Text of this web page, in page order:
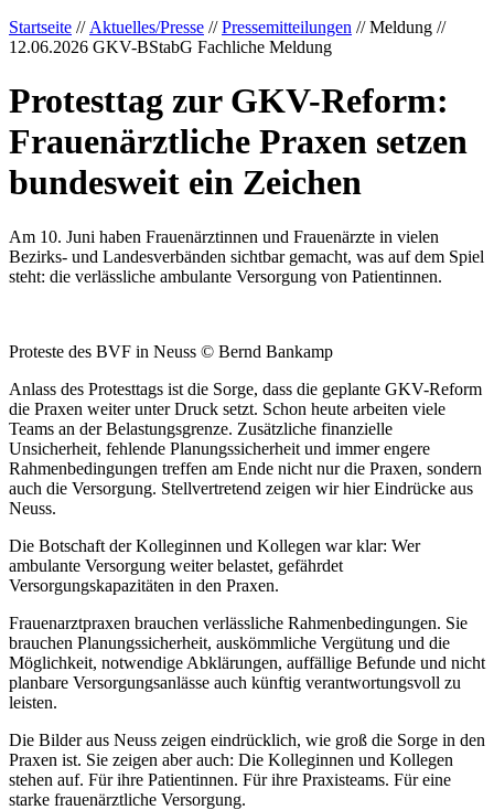
Startseite // Aktuelles/Presse //Pressemitteilungen // Meldung //
12.06.2026 GKV-BStabG Fachliche Meldung
Protesttag zur GKV-Reform:
Frauenärztliche Praxen setzen
bundesweit ein Zeichen
Am 10. Juni haben Frauenärztinnen und Frauenärzte in vielen
Bezirks- und Landesverbänden sichtbar gemacht, was auf dem Spiel
steht: die verlässliche ambulante Versorgung von Patientinnen.
Proteste des BVF in Neuss © Bernd Bankamp
Anlass des Protesttags ist die Sorge, dass die geplante GKV-Reform
die Praxen weiter unter Druck setzt. Schon heute arbeiten viele
Teams an der Belastungsgrenze. Zusätzliche finanzielle
Unsicherheit, fehlende Planungssicherheit und immer engere
Rahmenbedingungen treffen am Ende nicht nur die Praxen, sondern
auch die Versorgung. Stellvertretend zeigen wir hier Eindrücke aus
Neuss.
Die Botschaft der Kolleginnen und Kollegen war klar: Wer
ambulante Versorgung weiter belastet, gefährdet
Versorgungskapazitäten in den Praxen.
Frauenarztpraxen brauchen verlässliche Rahmenbedingungen. Sie
brauchen Planungssicherheit, auskömmliche Vergütung und die
Möglichkeit, notwendige Abklärungen, auffällige Befunde und nicht
planbare Versorgungsanlässe auch künftig verantwortungsvoll zu
leisten.
Die Bilder aus Neuss zeigen eindrücklich, wie groß die Sorge in den
Praxen ist. Sie zeigen aber auch: Die Kolleginnen und Kollegen
stehen auf. Für ihre Patientinnen. Für ihre Praxisteams. Für eine
starke frauenärztliche Versorgung.